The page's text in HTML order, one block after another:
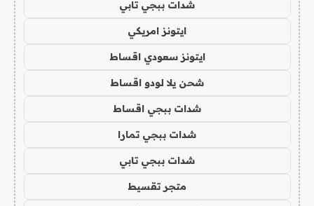
شدات ببجي تابي
ايتونز امريكي
ايتونز سعودي اقساط
شحن يلا لودو اقساط
شدات ببجي اقساط
شدات ببجي تمارا
شدات ببجي تابي
متجر تقسيط